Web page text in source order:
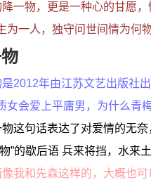
一物，更是一种心的甘愿
一人，独守问世间情为何
2012年由江苏文艺出版社
会爱上平庸男，为什么青
这句话表达了对爱情的无
”的歇后语 兵来将挡，水来
我和先森这样的，大概也